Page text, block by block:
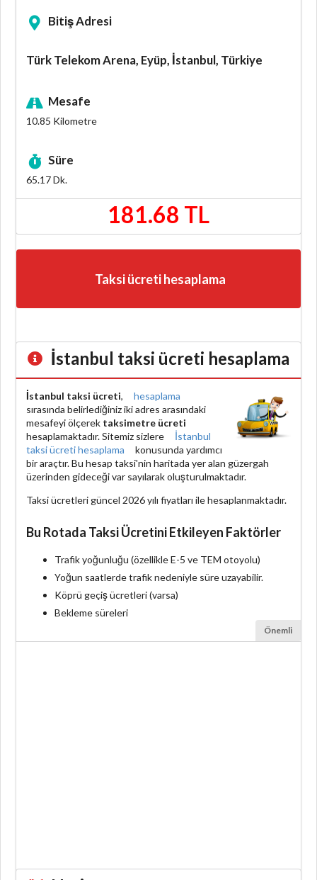
Bitiş Adresi
Türk Telekom Arena, Eyüp, İstanbul, Türkiye
Mesafe
10.85 Kilometre
Süre
65.17Dk.
181.68 TL
Taksi ücreti hesaplama
İstanbul taksi ücreti hesaplama
İstanbul taksi ücreti,
hesaplama
sırasında belirlediğiniz iki adres arasındaki
mesafeyi ölçerek taksimetre ücreti
hesaplamaktadır. Sitemiz sizlere
İstanbul
taksi ücreti hesaplama
konusunda yardımcı
bir araçtır. Bu hesap taksi'nin haritada yer alan güzergah
üzerinden gideceği var sayılarak oluşturulmaktadır.
Taksi ücretleri güncel 2026 yılı fiyatları ile hesaplanmaktadır.
Bu Rotada Taksi Ücretini Etkileyen Faktörler
Trafik yoğunluğu (özellikle E-5 ve TEM otoyolu)
Yoğun saatlerde trafik nedeniyle süre uzayabilir.
Köprü geçiş ücretleri (varsa)
Bekleme süreleri
Önemli